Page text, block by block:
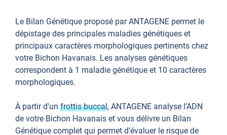
Le Bilan Génétique proposé par ANTAGENE permet le
dépistage des principales maladies génétiques et
principaux caractères morphologiques pertinents chez
votre Bichon Havanais. Les analyses génétiques
correspondent à 1 maladie génétique et 10 caractères
morphologiques.
À partir d'un frottis buccal, ANTAGENE analyse l’ADN
de votre Bichon Havanais et vous délivre un Bilan
Génétique complet qui permet d’évaluer le risque de